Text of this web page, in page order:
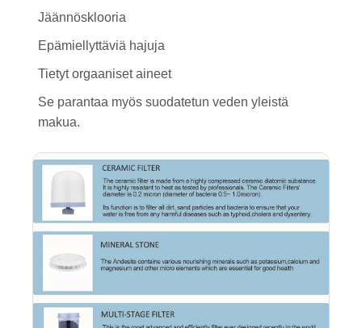
Jäännösklooria
Epämiellyttäviä hajuja
Tietyt orgaaniset aineet
Se parantaa myös suodatetun veden yleistä
makua.